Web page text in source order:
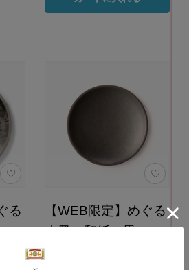
る
【WEB限定】めぐる
小皿 和紙・黒 17
㎝